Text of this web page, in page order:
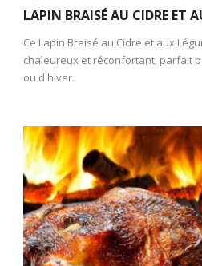
LAPIN BRAISÉ AU CIDRE ET
Ce Lapin Braisé au Cidre et aux
chaleureux et réconfortant, parfait
ou d'hiver.